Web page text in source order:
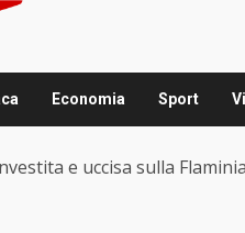
Economia Sport
e uccisa sulla